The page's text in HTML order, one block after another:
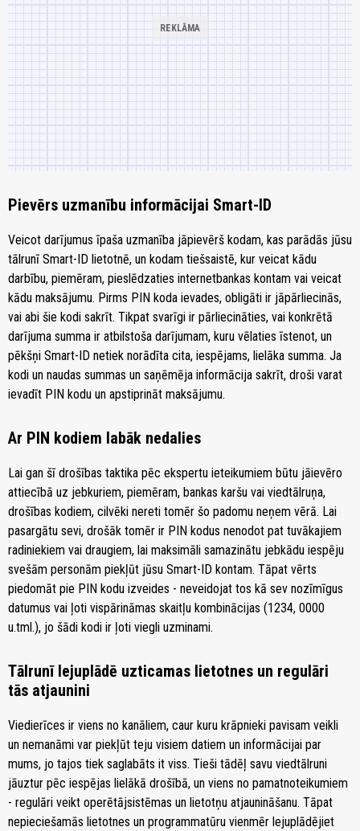
Pievērs uzmanību informācijai Smart-ID
Veicot darījumus īpaša uzmanība jāpievērš kodam, kas parādās jūsu
tālrunī Smart-ID lietotnē, un kodam tiešsaistē, kur veicat kādu
darbību, piemēram, pieslēdzaties internetbankas kontam vai veicat
kādu maksājumu. Pirms PIN koda ievades, obligāti ir jāpārliecinās,
vai abi šie kodi sakrīt. Tikpat svarīgi ir pārliecināties, vai konkrētā
darījuma summa ir atbilstoša darījumam, kuru vēlaties īstenot, un
pēkšņi Smart-ID netiek norādīta cita, iespējams, lielāka summa. Ja
kodi un naudas summas un saņēmēja informācija sakrīt, droši varat
ievadīt PIN kodu un apstiprināt maksājumu.
Ar PIN kodiem labāk nedalies
Lai gan šī drošības taktika pēc ekspertu ieteikumiem būtu jāievēro
attiecībā uz jebkuriem, piemēram, bankas karšu vai viedtālruņa,
drošības kodiem, cilvēki nereti tomēr šo padomu neņem vērā. Lai
pasargātu sevi, drošāk tomēr ir PIN kodus nenodot pat tuvākajiem
radiniekiem vai draugiem, lai maksimāli samazinātu jebkādu iespēju
svešām personām piekļūt jūsu Smart-ID kontam. Tāpat vērts
piedomāt pie PIN kodu izveides - neveidojat tos kā sev nozīmīgus
datumus vai ļoti vispārināmas skaitļu kombinācijas (1234, 0000
u.tml.), jo šādi kodi ir ļoti viegli uzminami.
Tālrunī lejuplādē uzticamas lietotnes un regulāri
tās atjaunini
Viedierīces ir viens no kanāliem, caur kuru krāpnieki pavisam veikli
un nemanāmi var piekļūt teju visiem datiem un informācijai par
mums, jo tajos tiek saglabāts it viss. Tieši tādēļ savu viedtālruni
jāuztur pēc iespējas lielākā drošībā, un viens no pamatnoteikumiem
- regulāri veikt operētājsistēmas un lietotņu atjaunināšanu. Tāpat
nepieciešamās lietotnes un programmatūru vienmēr lejuplādējiet